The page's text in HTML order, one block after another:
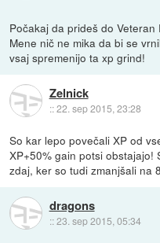
Počakaj da prideš do Veteran
Mene nič ne mika da bi se
vsaj spremenijo ta xp grind!
Zelnick
::22. sep 2015, 23:28
So kar lepo povečali XP od
XP+50% gain potsi
zdaj, ker so tudi zmanjšali na
dragons
::23. sep 2015, 05:34